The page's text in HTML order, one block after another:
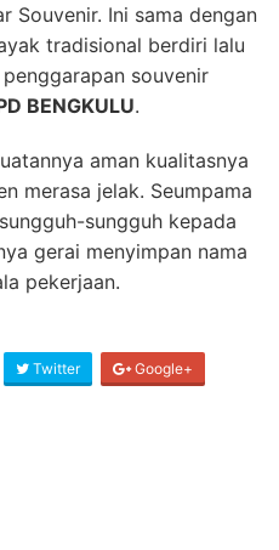
Souvenir. Ini sama dengan
tradisional berdiri lalu
souvenir
BENGKULU.
aman kualitasnya
merasa jelak. Seumpama
sungguh kepada
gerai menyimpan nama
pekerjaan.
Twitter Google+